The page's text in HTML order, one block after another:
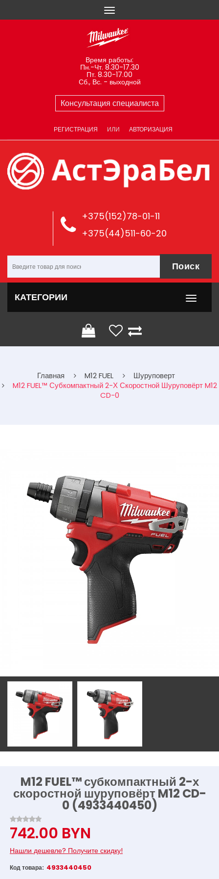
Время работы:
Пн.-Чт. 8.30-17.30
Пт. 8.30-17.00
Сб., Вс. - выходной
Консультация специалиста
РЕГИСТРАЦИЯ ИЛИ АВТОРИЗАЦИЯ
+375(152)78-01-11
+375(44)511-60-20
Поиск
КАТЕГОРИИ
Главная M12 FUEL
Шуруповерт
M12 FUEL™ Субкомпактный 2-Х Скоростной Шуруповёрт M12
CD-0
M12 FUEL™ субкомпактный 2-х
скоростной шуруповёрт M12 CD-
0 (4933440450)
742.00 BYN
Нашли дешевле? Получите скидку!
Код товара: 4933440450